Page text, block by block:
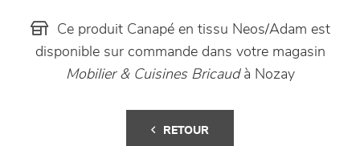
Ce produit Canapé en tissu Neos/Adam est
disponible sur commande dans votre magasin
Mobilier & Cuisines Bricaudà Nozay
RETOUR